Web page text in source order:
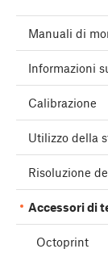
Manuali di
Informazioni
Calibrazione
Utilizzo della
Risoluzione
Accessori di
Octoprint